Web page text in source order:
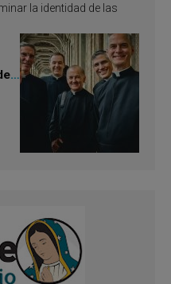
la identidad de las